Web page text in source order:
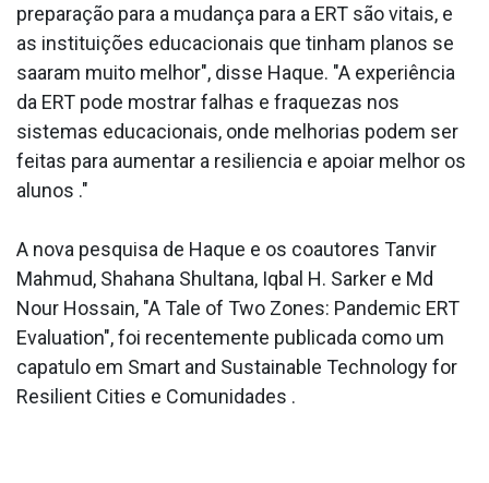
preparação para a mudança para a ERT são vitais, e
as instituições educacionais que tinham planos se
saa­ram muito melhor", disse Haque. "A experiência
da ERT pode mostrar falhas e fraquezas nos
sistemas educacionais, onde melhorias podem ser
feitas para aumentar a resiliencia e apoiar melhor os
alunos ."
A nova pesquisa de Haque e os coautores Tanvir
Mahmud, Shahana Shultana, Iqbal H. Sarker e Md
Nour Hossain, "A Tale of Two Zones: Pandemic ERT
Evaluation", foi recentemente publicada como um
capa­tulo em Smart and Sustainable Technology for
Resilient Cities e Comunidades .